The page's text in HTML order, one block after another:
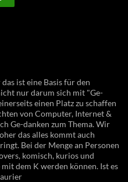
ist eine Basis für den
nur darum sich mit "Ge-
einen Platz zu schaffen
von Computer, Internet &
Ge-danken zum Thema. Wir
das alles kommt auch
Bei der Menge an Personen
komisch, kurios und
dem K werden können. Ist es